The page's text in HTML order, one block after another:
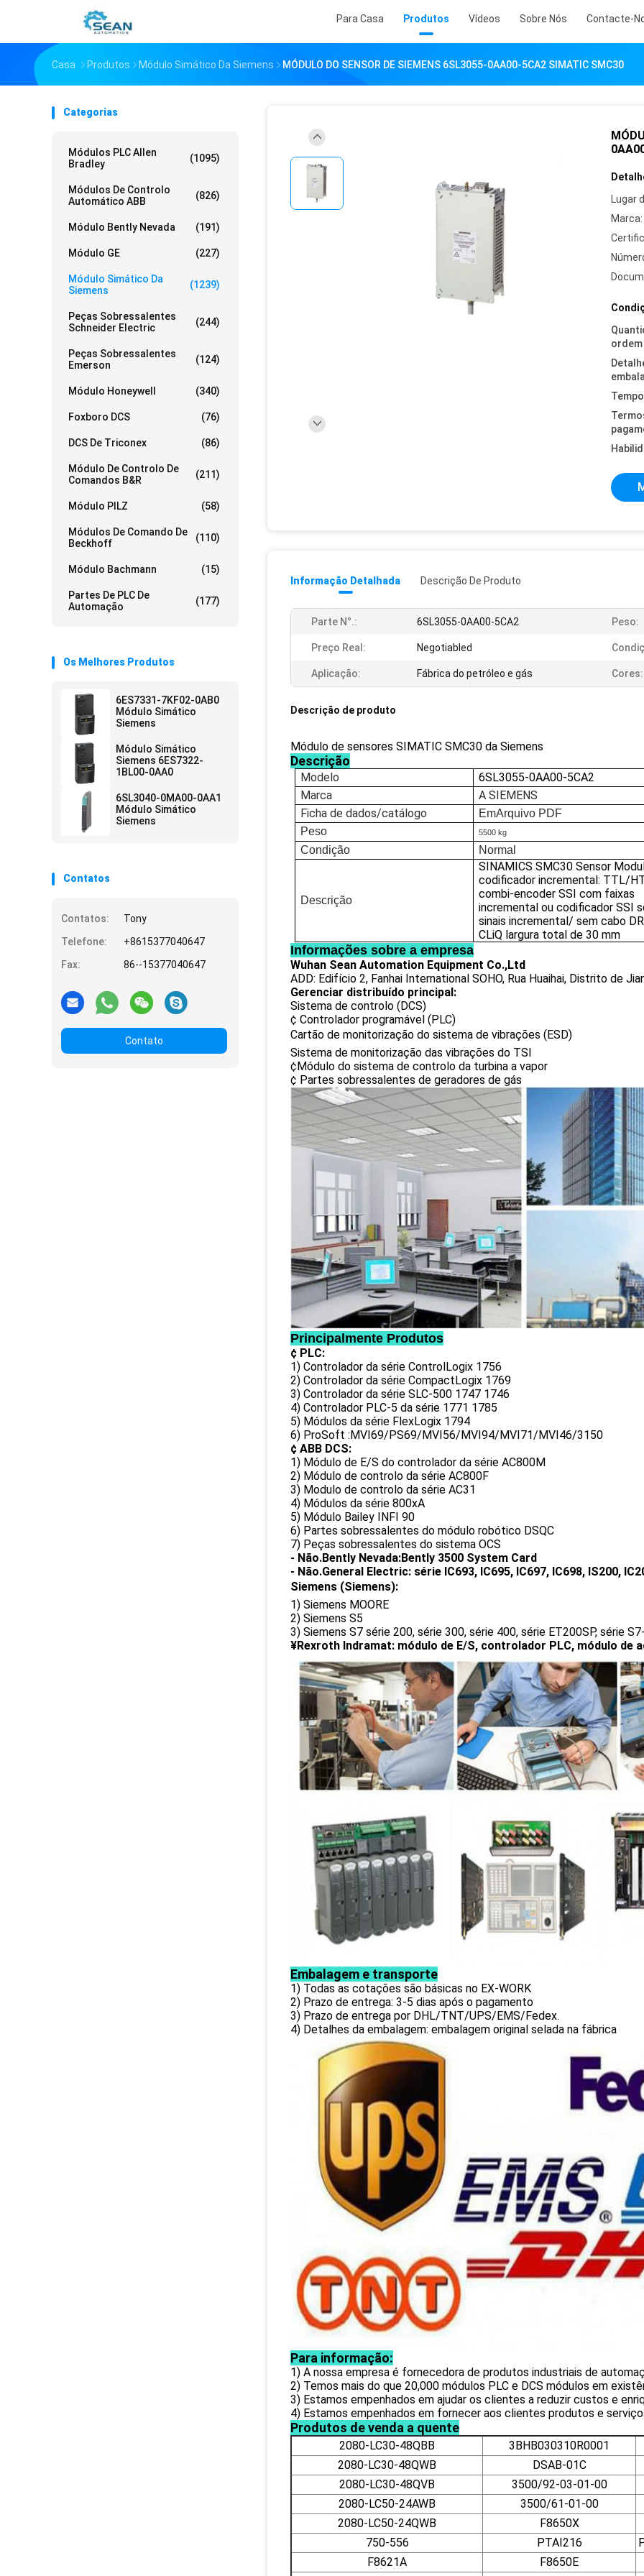
Para Casa Produtos Vídeos Sobre Nós Contacte-
Casa Produtos Módulo Simático Da Siemens MÓDULO DO SENSOR DE SIEMENS 6SL3055-0AA00-5CA2 SIMATIC SMC30
Categorias
Módulos PLC Allen
Bradley
(1095)
Módulos De Controlo
Automático ABB
(826)
Módulo Bently Nevada (191)
Módulo GE (227)
Módulo Simático Da
Siemens
(1239)
Peças Sobressalentes
Schneider Electric
(244)
Peças Sobressalentes
Emerson
(124)
Módulo Honeywell (340)
Foxboro DCS (76)
DCS De Triconex (86)
Módulo De Controlo De
Comandos B&R
(211)
Módulo PILZ (58)
Módulos De Comando De
Beckhoff
(110)
Módulo Bachmann (15)
Partes De PLC De
Automação
(177)
Os Melhores Produtos
6ES7331-7KF02-0AB0
Módulo Simático
Siemens
Módulo Simático
Siemens 6ES7322-
1BL00-0AA0
6SL3040-0MA00-0AA1
Módulo Simático
Siemens
Contatos
Contatos:
Tony
Telefone:
+8615377040647
Fax:
86--15377040647
Contato
Lugar
Marca:
ordem
Informação Detalhada Descrição De Produto
Parte N°.: 6SL3055-0AA00-5CA2 Peso:
Preço Real: Negotiabled
Aplicação: Fábrica do petróleo e gás Cores:
Descrição de produto
Módulo de sensores SIMATIC SMC30 da Siemens
Descrição
Modelo
6SL3055-0AA00-5CA2
Marca
A SIEMENS
Ficha de dados/catálogo
EmArquivo PDF
Peso
5500 kg
Condição Normal
Descrição
SINAMICS SMC30 Sensor
codificador incremental: TTL/
combi-encoder SSI com faixas
incremental ou codificador SSI
sinais incremental/ sem cabo
CLiQ largura total de 30 mm
Informações sobre a empresa
Wuhan Sean Automation Equipment Co.,Ltd
ADD: Edifício 2, Fanhai International SOHO, Rua Huaihai, Distrito de
Gerenciar distribuído principal:
Sistema de controlo (DCS)
¢ Controlador programável (PLC)
Cartão de monitorização do sistema de vibrações (ESD)
Sistema de monitorização das vibrações do TSI
¢Módulo do sistema de controlo da turbina a vapor
¢ Partes sobressalentes de geradores de gás
Principalmente Produtos
¢ PLC:
1) Controlador da série ControlLogix 1756
2) Controlador da série CompactLogix 1769
3) Controlador da série SLC-500 1747 1746
4) Controlador PLC-5 da série 1771 1785
5) Módulos da série FlexLogix 1794
6) ProSoft :MVI69/PS69/MVI56/MVI94/MVI71/MVI46/3150
¢ ABB DCS:
1) Módulo de E/S do controlador da série AC800M
2) Módulo de controlo da série AC800F
3) Modulo de controlo da série AC31
4) Módulos da série 800xA
5) Módulo Bailey INFI 90
6) Partes sobressalentes do módulo robótico DSQC
7) Peças sobressalentes do sistema OCS
- Não.Bently Nevada:Bently 3500 System Card
- Não.General Electric: série IC693, IC695, IC697, IC698, IS200,
Siemens (Siemens):
1) Siemens MOORE
2) Siemens S5
3) Siemens S7 série 200, série 300, série 400, série ET200SP, série
¥Rexroth Indramat: módulo de E/S, controlador PLC, módulo de
Embalagem e transporte
1) Todas as cotações são básicas no EX-WORK
2) Prazo de entrega: 3-5 dias após o pagamento
3) Prazo de entrega por DHL/TNT/UPS/EMS/Fedex.
4) Detalhes da embalagem: embalagem original selada na fábrica
Para informação:
1) A nossa empresa é fornecedora de produtos industriais de
2) Temos mais do que 20,000 módulos PLC e DCS módulos em
3) Estamos empenhados em ajudar os clientes a reduzir custos e
4) Estamos empenhados em fornecer aos clientes produtos e
Produtos de venda a quente
2080-LC30-48QBB
3BHB030310R0001
2080-LC30-48QWB
DSAB-01C
2080-LC30-48QVB
3500/92-03-01-00
2080-LC50-24AWB
3500/61-01-00
2080-LC50-24QWB
F8650X
750-556
PTAI216
F8621A
F8650E